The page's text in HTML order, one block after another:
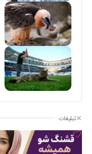
تبلیغات